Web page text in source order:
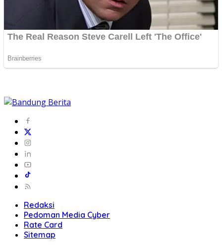
Redaksi
Pedoman Media Cyber
Rate Card
Sitemap